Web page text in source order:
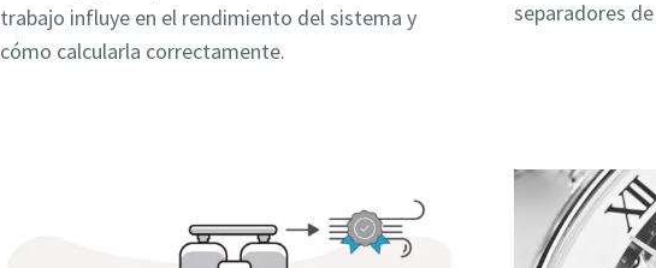
trabajo influye en el rendimiento del sistema y